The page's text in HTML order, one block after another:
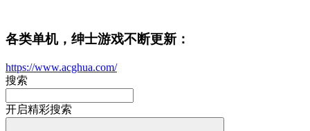
各类单机，绅士游戏不断更新：
https://www.acghua.com/
搜索
开启精彩搜索